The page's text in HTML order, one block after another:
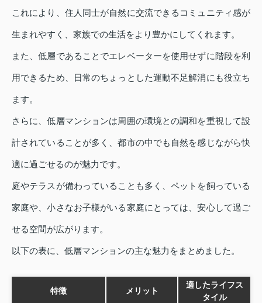
これにより、住人同士が自然に交流できるコミュニティ感が
生まれやすく、家族での生活をより豊かにしてくれます。
また、低層であることでエレベーターを使用せずに階段を利
用できるため、日常のちょっとした運動不足解消にも役立ち
ます。
さらに、低層マンションは周囲の環境との調和を重視して設
計されていることが多く、都市の中でも自然を感じながら快
適に過ごせるのが魅力です。
庭やテラスが備わっていることも多く、ペットを飼っている
家庭や、小さなお子様がいる家庭にとっては、安心して過ご
せる空間が広がります。
以下の表に、低層マンションの主な魅力をまとめました。
特徴 メリット
適したライフス
タイル